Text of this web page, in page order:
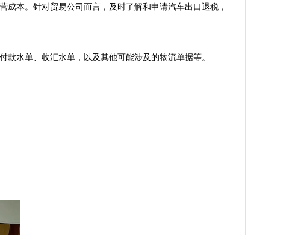
本。针对贸易公司而言，及时了解和申请汽车出口退税，
水单、收汇水单，以及其他可能涉及的物流单据等。